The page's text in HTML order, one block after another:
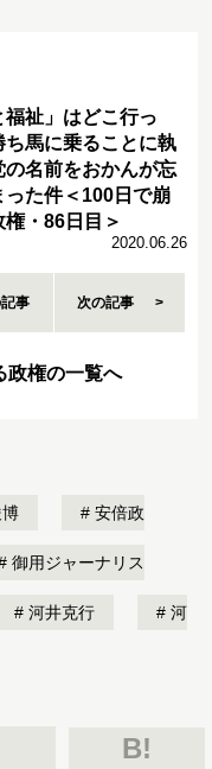
福祉」はどこ行っ
馬に乗ることに執
の名前をおかんが忘
った件＜100日で崩
・86日目＞
2020.06.26
事 次の記事
政権の一覧へ
安倍政
御用ジャーナリス
河井克行 河
B!